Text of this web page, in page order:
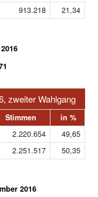
913.218 21,34
zweiter Wahlgang
Stimmen
in %
2.220.654
49,65
2.251.517 50,35
2016